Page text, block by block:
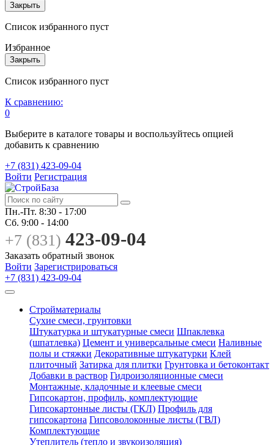
Закрыть
Список избранного пуст
Избранное
Закрыть
Список избранного пуст
К сравнению:
0
Выберите в каталоге товары и воспользуйтесь опцией
добавить к сравнению
+7 (831) 423-09-04
Войти Регистрация
Пн.-Пт. 8:30 - 17:00
Сб. 9:00 - 14:00
+7 (831) 423-09-04
Заказать обратный звонок
Войти Зарегистрироваться
+7 (831) 423-09-04
Стройматериалы
Сухие смеси, грунтовки
Штукатурка и штукатурные смеси Шпаклевка
(шпатлевка) Цемент и универсальные смеси Наливные
полы и стяжки Декоративные штукатурки Клей
плиточный Затирка для плитки Грунтовка и бетоконтакт
Добавки в раствор Гидроизоляционные смеси
Монтажные, кладочные и клеевые смеси
Гипсокартон, профиль, комплектующие
Гипсокартонные листы (ГКЛ) Профиль для
гипсокартона Гипсоволоконные листы (ГВЛ)
Комплектующие
Утеплитель (тепло и звукоизоляция)